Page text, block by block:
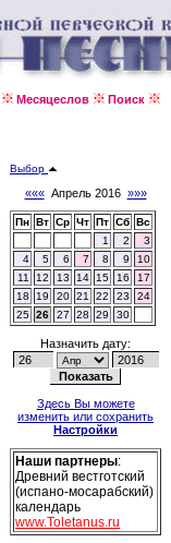
Месяцеслов
Поиск
Выбор
«««Апрель 2016 »»»
Пн Вт Ср Чт Пт Сб Вс
1
2
3
4
5 6 7 8 9
10
11
12 13 14 15 16
17
18
19 20 21 22 23
24
25 26 27 28 29 30
Назначить дату:
Здесь Вы можете
изменить или сохранить
Настройки
Наши партнеры:
Древний вестготский
(испано-мосарабский)
календарь
www.Toletanus.ru